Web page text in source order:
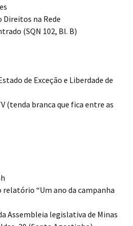
Direitos na Rede
(SQN 102, Bl. B)
de Exceção e Liberdade de
(tenda branca que fica entre as
“Um ano da campanha
Assembleia legislativa de Minas